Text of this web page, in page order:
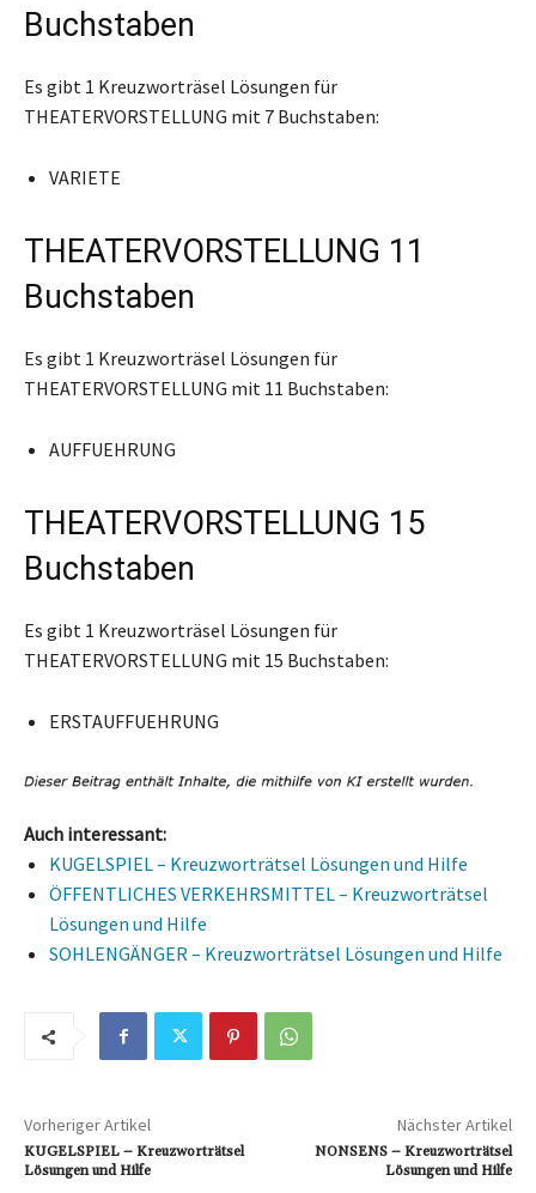
Buchstaben
Es gibt 1 Kreuzworträsel Lösungen für
THEATERVORSTELLUNG mit 7 Buchstaben:
VARIETE
THEATERVORSTELLUNG 11
Buchstaben
Es gibt 1 Kreuzworträsel Lösungen für
THEATERVORSTELLUNG mit 11 Buchstaben:
AUFFUEHRUNG
THEATERVORSTELLUNG 15
Buchstaben
Es gibt 1 Kreuzworträsel Lösungen für
THEATERVORSTELLUNG mit 15 Buchstaben:
ERSTAUFFUEHRUNG
Auch interessant:
KUGELSPIEL – Kreuzworträtsel Lösungen und Hilfe
ÖFFENTLICHES VERKEHRSMITTEL – Kreuzworträtsel
Lösungen und Hilfe
SOHLENGÄNGER – Kreuzworträtsel Lösungen und Hilfe
Vorheriger Artikel
KUGELSPIEL – Kreuzworträtsel
Lösungen und Hilfe
Nächster Artikel
NONSENS – Kreuzworträtsel
Lösungen und Hilfe